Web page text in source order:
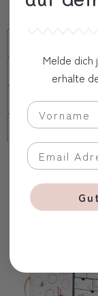
FAQs
Firmenkunde
Oft
Melde
erhalte